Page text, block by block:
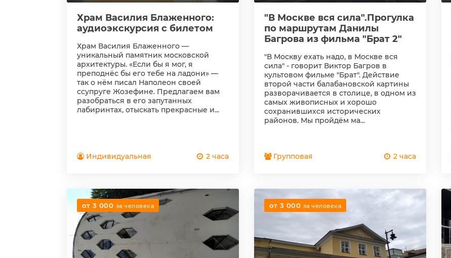
Храм Василия Блаженного:
аудиоэкскурсия с билетом
Храм Василия Блаженного —
уникальный памятник московской
архитектуры. «Если бы я мог, я
преподнёс бы его тебе на ладони» —
так о нём писал Наполеон своей
ссупруге Жозефине. Предлагаем вам
разобраться в его запутанных
лабиринтах, отыскать прекрасные и...
Индивидуальная 2 часа
"В Москве вся сила".Прогулка
по маршрутам Данилы
Багрова из фильма "Брат 2"
"В Москву ехать надо, в Москве вся
сила" - говорит Виктор Багров в
культовом фильме "Брат". Действие
второй части балабановской картины
разворачивается в столице, в одном из
самых живописных и хорошо
сохранившихся исторических
районов. Мы пройдём ма...
Групповая 2 часа
от 3 000 за человека от 3 000 за человека